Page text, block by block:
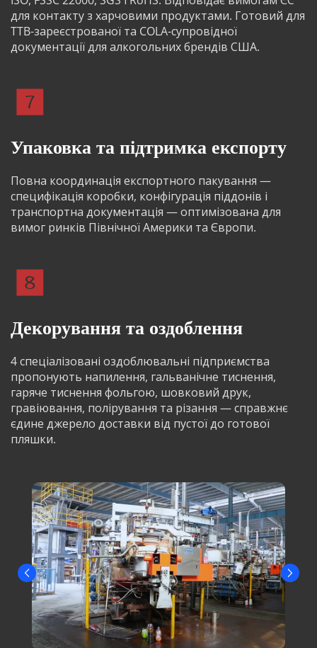
для контакту з харчовими продуктами. Готовий для
TTB-зареєстрованої та COLA-супровідної
документації для алкогольних брендів США.
Упаковка та підтримка експорту
Повна координація експортного пакування —
специфікація коробки, конфігурація піддонів і
транспортна документація — оптимізована для
вимог ринків Північної Америки та Європи.
Декорування та оздоблення
4 спеціалізовані оздоблювальні підприємства
пропонують напилення, гальванічне тиснення,
гаряче тиснення фольгою, шовковий друк,
гравіювання, полірування та різання — справжнє
єдине джерело доставки від пустої до готової
пляшки.